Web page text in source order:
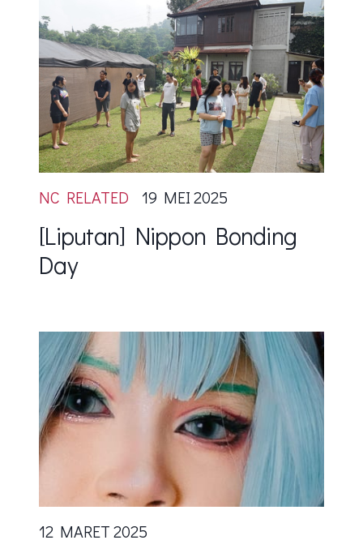
NC RELATED 19 MEI 2025
[Liputan] Nippon Bonding
Day
12 MARET 2025